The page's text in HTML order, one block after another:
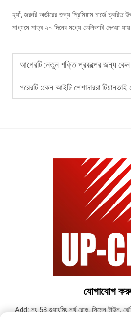
হ্যাঁ, জরুরি অর্ডারের জন্য প্রিমিয়াম চার্জে ত্বরিত
মাধ্যমে মাত্র ২০ দিনের মধ্যে ডেলিভারি দেওয়া
আগেরটি :নতুন শক্তি প্রকল্পের জন্য কেন টিয়ান্তাই
পরেরটি :কেন আইটি পেশাদাররা টিয়ানতাই কেবল
যোগাযোগ
Add: নং 58 গুয়াংমিং নর্থ রোড, সিমেন টাউন,